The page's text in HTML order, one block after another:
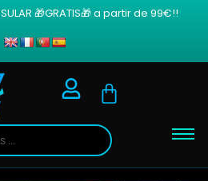
🎁GRATIS🎁 a partir de 99€!!